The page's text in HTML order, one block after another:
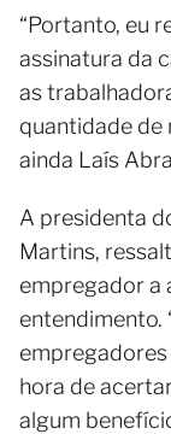
“Portanto, eu
assinatura da
as
quantidade de
ainda Laís
A presidenta
Martins,
empregador a
entendimento.
hora de
algum